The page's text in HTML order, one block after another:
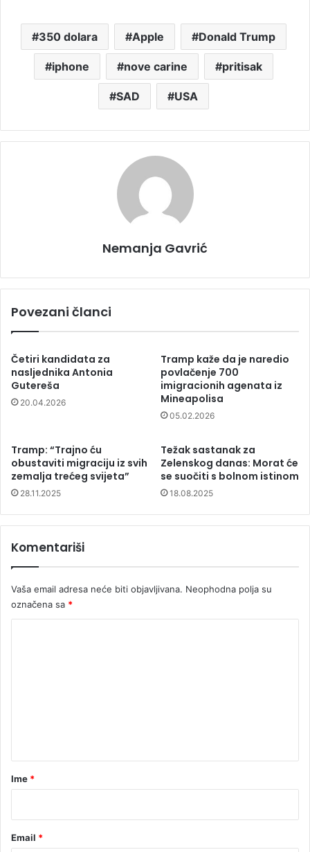
350 dolara Apple Donald Trump
iphone nove carine pritisak
SAD USA
Nemanja Gavrić
Povezani članci
Četiri kandidata za
nasljednika Antonia
Gutereša
20.04.2026
Tramp kaže da je naredio
povlačenje 700
imigracionih agenata iz
Mineapolisa
05.02.2026
Tramp: “Trajno ću
obustaviti migraciju iz svih
zemalja trećeg svijeta”
28.11.2025
Težak sastanak za
Zelenskog danas: Morat će
se suočiti s bolnom istinom
18.08.2025
Komentariši
Vaša email adresa neće biti objavljivana. Neophodna polja su
označena sa *
rIme *
Email *